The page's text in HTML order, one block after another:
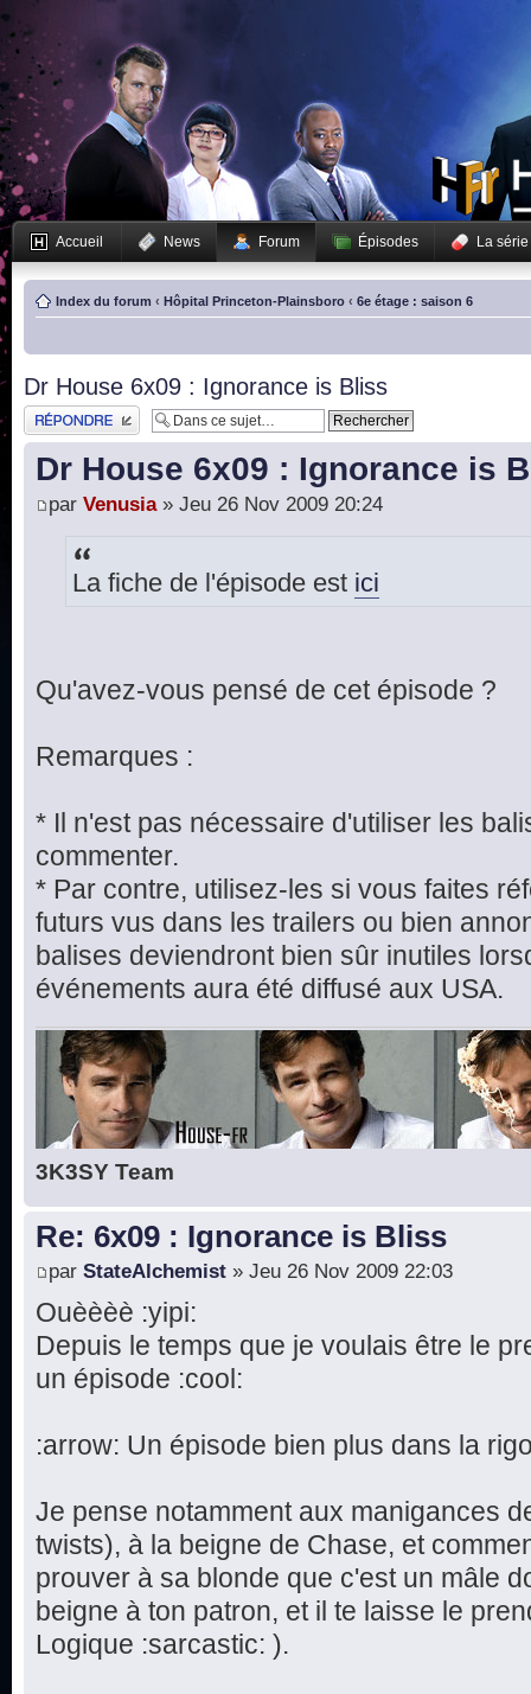
Accueil News Forum Épisodes La série
Index du forum ‹ Hôpital Princeton-Plainsboro ‹ 6e étage : saison 6
Dr House 6x09 : Ignorance is Bliss
Publier une réponse
Dr House 6x09 : Ignorance is
par Venusia» Jeu 26 Nov 2009 20:24
La fiche de l'épisode est ici
Qu'avez-vous pensé de cet épisode ?
Remarques :
* Il n'est pas nécessaire d'utiliser les
commenter.
* Par contre, utilisez-les si vous faites
futurs vus dans les trailers ou bien
balises deviendront bien sûr inutiles
événements aura été diffusé aux USA.
3K3SY Team
Re: 6x09 : Ignorance is Bliss
par StateAlchemist » Jeu 26 Nov 2009 22:03
Ouèèèè :yipi:
Depuis le temps que je voulais être le
un épisode :cool:
:arrow: Un épisode bien plus dans la
Je pense notamment aux manigances
twists), à la beigne de Chase, et
prouver à sa blonde que c'est un mâle
beigne à ton patron, et il te laisse le
Logique :sarcastic: ).